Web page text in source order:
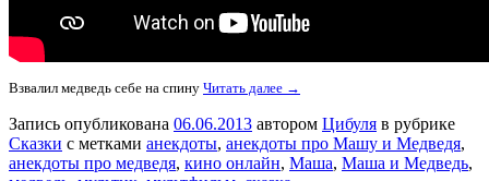
Взвалил медведь себе на спину Читать далее →
Запись опубликована 06.06.2013 автором Цибуля в рубрике
Сказки с метками анекдоты, анекдоты про Машу и Медведя,
анекдоты про медведя, кино онлайн, Маша, Маша и Медведь,